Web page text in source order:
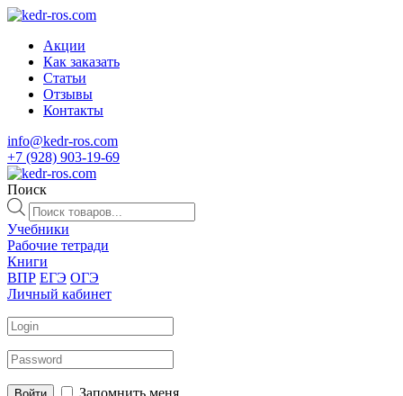
Акции
Как заказать
Статьи
Отзывы
Контакты
info@kedr-ros.com
+7 (928) 903-19-69
Поиск
Поиск
товаров
Учебники
Рабочие тетради
Книги
ВПР ЕГЭ ОГЭ
Личный кабинет
Запомнить меня